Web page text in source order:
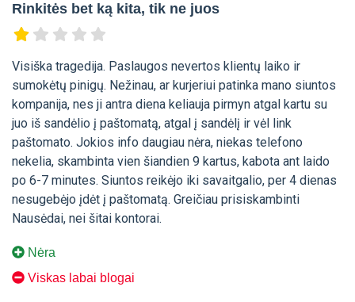
Rinkitės bet ką kita, tik ne juos
Visiška tragedija. Paslaugos nevertos klientų laiko ir
sumokėtų pinigų. Nežinau, ar kurjeriui patinka mano siuntos
kompanija, nes ji antra diena keliauja pirmyn atgal kartu su
juo iš sandėlio į paštomatą, atgal į sandėlį ir vėl link
paštomato. Jokios info daugiau nėra, niekas telefono
nekelia, skambinta vien šiandien 9 kartus, kabota ant laido
po 6-7 minutes. Siuntos reikėjo iki savaitgalio, per 4 dienas
nesugebėjo įdėt į paštomatą. Greičiau prisiskambinti
Nausėdai, nei šitai kontorai.
Nėra
Viskas labai blogai